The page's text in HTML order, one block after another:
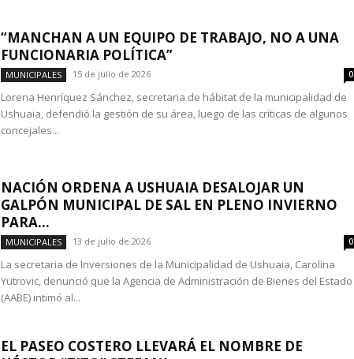
“MANCHAN A UN EQUIPO DE TRABAJO, NO A UNA
FUNCIONARIA POLÍTICA”
MUNICIPALES 15 de julio de 2026 0
Lorena Henríquez Sánchez, secretaria de hábitat de la municipalidad de
Ushuaia, defendió la gestión de su área, luego de las críticas de algunos
concejales...
NACIÓN ORDENA A USHUAIA DESALOJAR UN
GALPÓN MUNICIPAL DE SAL EN PLENO INVIERNO
PARA...
MUNICIPALES 13 de julio de 2026 0
La secretaria de Inversiones de la Municipalidad de Ushuaia, Carolina
Yutrovic, denunció que la Agencia de Administración de Bienes del Estado
(AABE) intimó al...
EL PASEO COSTERO LLEVARÁ EL NOMBRE DE